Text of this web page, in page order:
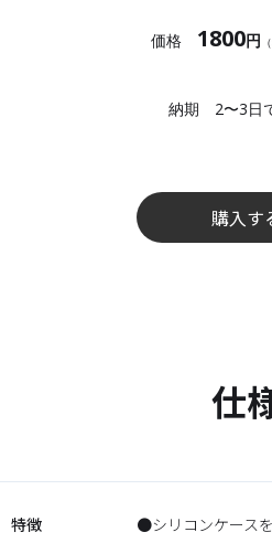
価格 1800円
納期 2〜3日
購入す
仕
特徴
●シリコンケース